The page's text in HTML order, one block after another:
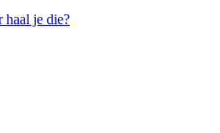
haal je die?